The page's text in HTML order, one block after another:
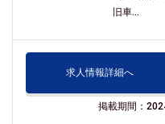
旧車...
求人情報詳細へ
掲載期間：